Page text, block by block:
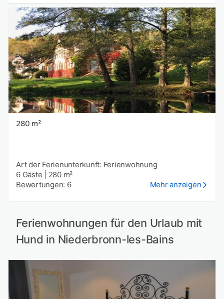
280 m²
Art der Ferienunterkunft: Ferienwohnung
6 Gäste
280 m²
Bewertungen: 6
Mehr anzeigen
Ferienwohnungen für den Urlaub mit
Hund in Niederbronn-les-Bains